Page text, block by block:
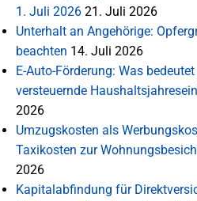
1. Juli 2026 21. Juli 2026
Unterhalt an Angehörige:
beachten 14. Juli 2026
E-Auto-Förderung: Was
versteuernde
2026
Umzugskosten als
Taxikosten zur
2026
Kapitalabfindung für